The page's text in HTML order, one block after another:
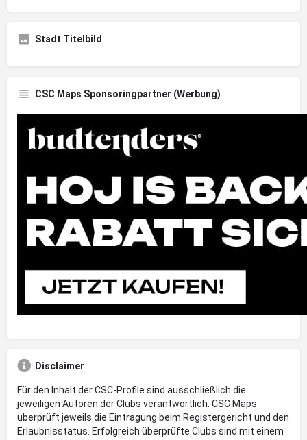
Stadt Titelbild
CSC Maps Sponsoringpartner (Werbung)
Disclaimer
Für den Inhalt der CSC-Profile sind ausschließlich die
jeweiligen Autoren der Clubs verantwortlich. CSC Maps
überprüft jeweils die Eintragung beim Registergericht und den
Erlaubnisstatus. Erfolgreich überprüfte Clubs sind mit einem